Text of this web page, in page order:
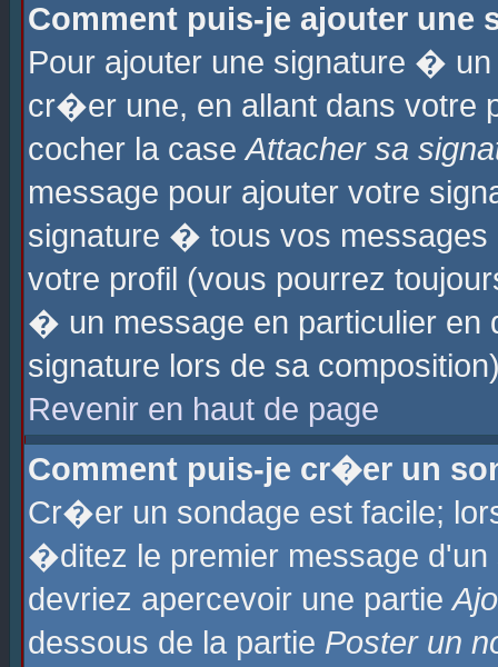
Comment puis-je ajouter une
Pour ajouter une signature �
cr�er une, en allant dans
cocher la caseAttacher sa
message pour ajouter votre
signature � tous vos
votre profil (vous pourrez
� un message en particulier
signature lors de sa
Revenir en haut de page
Comment puis-je cr�er un
Cr�er un sondage est facile;
�ditez le premier message
devriez apercevoir une partie
dessous de la partie Poster un